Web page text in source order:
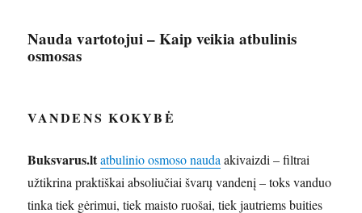
Nauda vartotojui – Kaip veikia atbulinis
osmosas
VANDENS KOKYBĖ
Buksvarus.ltatbulinio osmoso naudaakivaizdi – filtrai
užtikrina praktiškai absoliučiai švarų vandenį – toks vanduo
tinka tiek gėrimui, tiek maisto ruošai, tiek jautriems buities